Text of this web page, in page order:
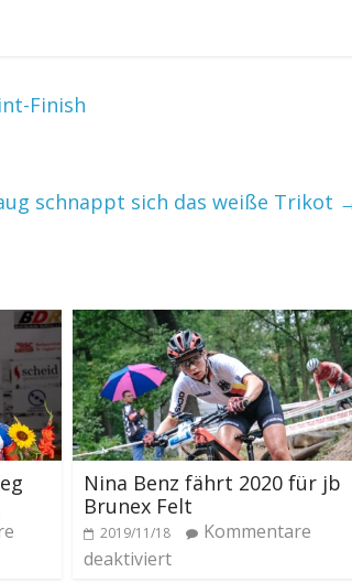
Finish
schnappt sich das weiße Trikot
Nina Benz fährt 2020 für jb
Brunex Felt
2019/11/18
Kommentare
deaktiviert